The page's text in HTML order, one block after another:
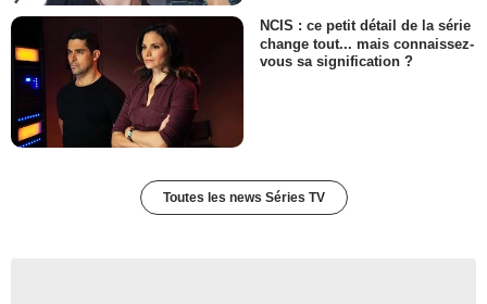
NCIS : ce petit détail de la série
change tout... mais connaissez-
vous sa signification ?
Toutes les news Séries TV